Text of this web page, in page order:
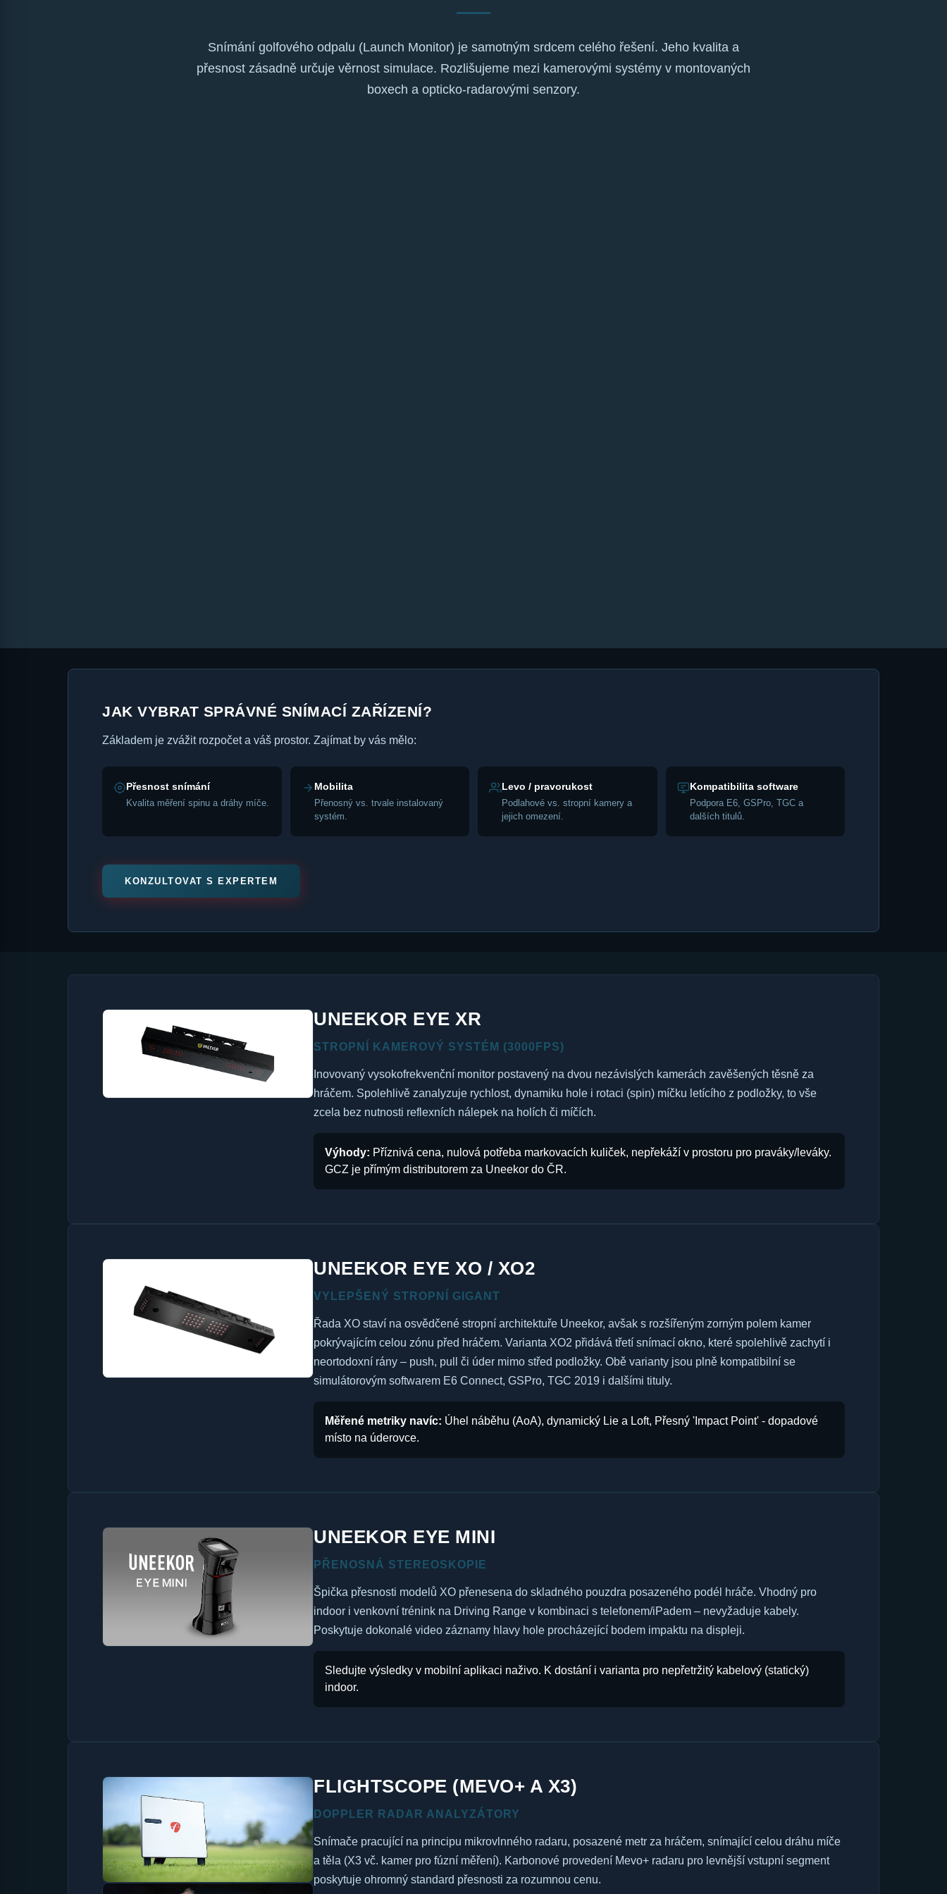
Snímání golfového odpalu (Launch Monitor) je samotným srdcem celého řešení. Jeho kvalita a
přesnost zásadně určuje věrnost simulace. Rozlišujeme mezi kamerovými systémy v montovaných
boxech a opticko-radarovými senzory.
JAK VYBRAT SPRÁVNÉ SNÍMACÍ ZAŘÍZENÍ?
Základem je zvážit rozpočet a váš prostor. Zajímat by vás mělo:
Přesnost snímání
Kvalita měření spinu a dráhy míče.
Mobilita
Přenosný vs. trvale instalovaný
systém.
Levo / pravorukost
Podlahové vs. stropní kamery a
jejich omezení.
Kompatibilita software
Podpora E6, GSPro, TGC a
dalších titulů.
KONZULTOVAT S EXPERTEM
UNEEKOR EYE XR
STROPNÍ KAMEROVÝ SYSTÉM (3000FPS)
Inovovaný vysokofrekvenční monitor postavený na dvou nezávislých kamerách zavěšených těsně za
hráčem. Spolehlivě zanalyzuje rychlost, dynamiku hole i rotaci (spin) míčku letícího z podložky, to vše
zcela bez nutnosti reflexních nálepek na holích či míčích.
Výhody: Příznivá cena, nulová potřeba markovacích kuliček, nepřekáží v prostoru pro praváky/leváky.
GCZ je přímým distributorem za Uneekor do ČR.
UNEEKOR EYE XO / XO2
VYLEPŠENÝ STROPNÍ GIGANT
Řada XO staví na osvědčené stropní architektuře Uneekor, avšak s rozšířeným zorným polem kamer
pokrývajícím celou zónu před hráčem. Varianta XO2 přidává třetí snímací okno, které spolehlivě zachytí i
neortodoxní rány – push, pull či úder mimo střed podložky. Obě varianty jsou plně kompatibilní se
simulátorovým softwarem E6 Connect, GSPro, TGC 2019 i dalšími tituly.
Měřené metriky navíc: Úhel náběhu (AoA), dynamický Lie a Loft, Přesný 'Impact Point' - dopadové
místo na úderovce.
UNEEKOR EYE MINI
PŘENOSNÁ STEREOSKOPIE
Špička přesnosti modelů XO přenesena do skladného pouzdra posazeného podél hráče. Vhodný pro
indoor i venkovní trénink na Driving Range v kombinaci s telefonem/iPadem – nevyžaduje kabely.
Poskytuje dokonalé video záznamy hlavy hole procházející bodem impaktu na displeji.
Sledujte výsledky v mobilní aplikaci naživo. K dostání i varianta pro nepřetržitý kabelový (statický)
indoor.
FLIGHTSCOPE (MEVO+ A X3)
DOPPLER RADAR ANALYZÁTORY
Snímače pracující na principu mikrovlnného radaru, posazené metr za hráčem, snímající celou dráhu míče
a těla (X3 vč. kamer pro fúzní měření). Karbonové provedení Mevo+ radaru pro levnější vstupní segment
poskytuje ohromný standard přesnosti za rozumnou cenu.